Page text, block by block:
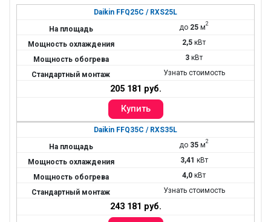
Daikin FFQ25C / RXS25L
до 25 м2
2,5 кВт
3 кВт
Узнать стоимость
205 181 руб.
Daikin FFQ35C / RXS35L
до 35 м2
3,41 кВт
4,0 кВт
Узнать стоимость
243 181 руб.